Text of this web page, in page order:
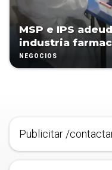
MSP e IPS
industria
NEGOCIOS
Publicitar /